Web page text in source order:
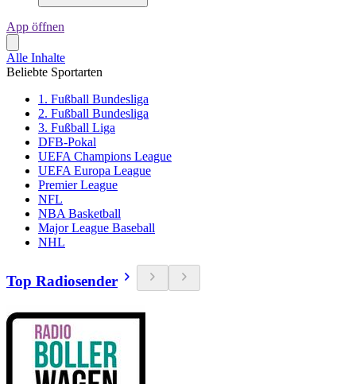
App öffnen
Alle Inhalte
Beliebte Sportarten
1. Fußball Bundesliga
2. Fußball Bundesliga
3. Fußball Liga
DFB-Pokal
UEFA Champions League
UEFA Europa League
Premier League
NFL
NBA Basketball
Major League Baseball
NHL
Top Radiosender